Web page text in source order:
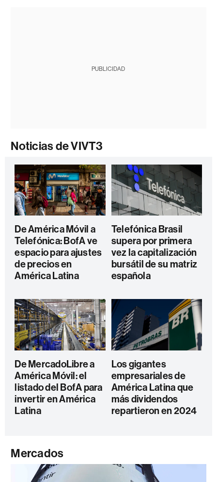
PUBLICIDAD
Noticias de VIVT3
De América Móvil a
Telefónica: BofA ve
espacio para ajustes
de precios en
América Latina
Telefónica Brasil
supera por primera
vez la capitalización
bursátil de su matriz
española
De MercadoLibre a
América Móvil: el
listado del BofA para
invertir en América
Latina
Los gigantes
empresariales de
América Latina que
más dividendos
repartieron en 2024
Mercados